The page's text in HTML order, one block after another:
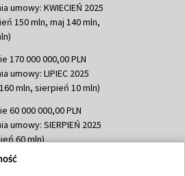
umowy: KWIECIEŃ 2025
150 mln, maj 140 mln,
170 000 000,00 PLN
umowy: LIPIEC 2025
mln, sierpień 10 mln)
60 000 000,00 PLN
umowy: SIERPIEŃ 2025
60 mln)
635 783 051,21 PLN